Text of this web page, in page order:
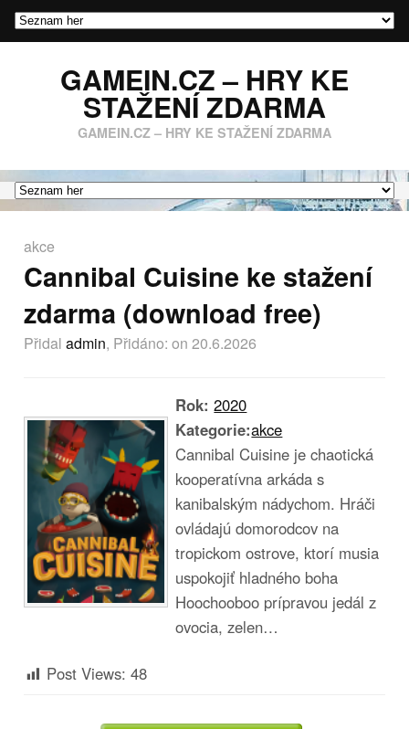
GAMEIN.CZ – HRY KE
STAŽENÍ ZDARMA
GAMEIN.CZ – HRY KE STAŽENÍ ZDARMA
akce
Cannibal Cuisine ke stažení
zdarma (download free)
Přidal admin, Přidáno: on 20.6.2026
Rok:2020
Kategorie:akce
Cannibal Cuisine je chaotická
kooperatívna arkáda s
kanibalským nádychom. Hráči
ovládajú domorodcov na
tropickom ostrove, ktorí musia
uspokojiť hladného boha
Hoochooboo prípravou jedál z
ovocia, zelen…
Post Views: 48